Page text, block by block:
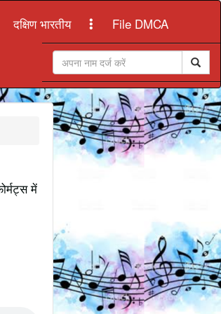
दक्षिण भारतीय File DMCA
में